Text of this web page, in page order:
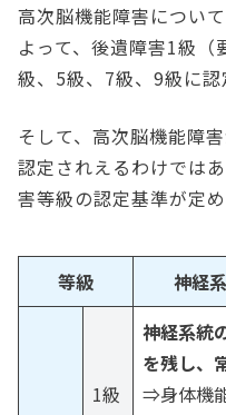
高次脳機能障害につい
よって、後遺障害1級（
級、5級、7級、9級に認
そして、高次脳機能障
認定されえるわけでは
害等級の認定基準が定め
等級 神経
1級
神経系統
を残し、
⇒身体機